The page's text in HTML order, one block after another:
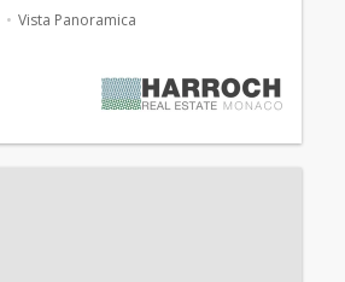
Vista Panoramica